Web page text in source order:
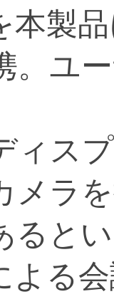
本製
。ユ
ィス
メラ
ると
よる